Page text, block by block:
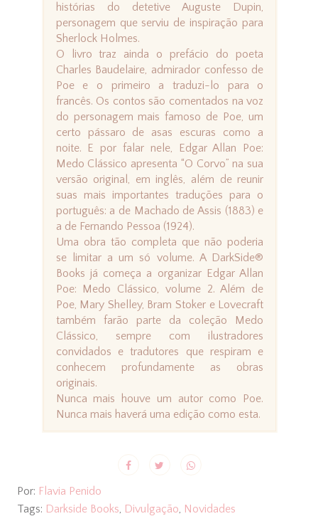
histórias do detetive Auguste Dupin,
personagem que serviu de inspiração para
Sherlock Holmes.
O livro traz ainda o prefácio do poeta
Charles Baudelaire, admirador confesso de
Poe e o primeiro a traduzi-lo para o
francês. Os contos são comentados na voz
do personagem mais famoso de Poe, um
certo pássaro de asas escuras como a
noite. E por falar nele, Edgar Allan Poe:
Medo Clássico apresenta “O Corvo” na sua
versão original, em inglês, além de reunir
suas mais importantes traduções para o
português: a de Machado de Assis (1883) e
a de Fernando Pessoa (1924).
Uma obra tão completa que não poderia
se limitar a um só volume. A DarkSide®
Books já começa a organizar Edgar Allan
Poe: Medo Clássico, volume 2. Além de
Poe, Mary Shelley, Bram Stoker e Lovecraft
também farão parte da coleção Medo
Clássico, sempre com ilustradores
convidados e tradutores que respiram e
conhecem profundamente as obras
originais.
Nunca mais houve um autor como Poe.
Nunca mais haverá uma edição como esta.
Por: Flavia Penido
Tags: Darkside Books, Divulgação, Novidades